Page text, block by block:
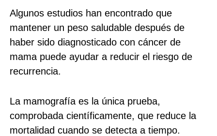
Algunos estudios han encontrado que
mantener un peso saludable después de
haber sido diagnosticado con cáncer de
mama puede ayudar a reducir el riesgo de
recurrencia.
La mamografía es la única prueba,
comprobada científicamente, que reduce la
mortalidad cuando se detecta a tiempo.